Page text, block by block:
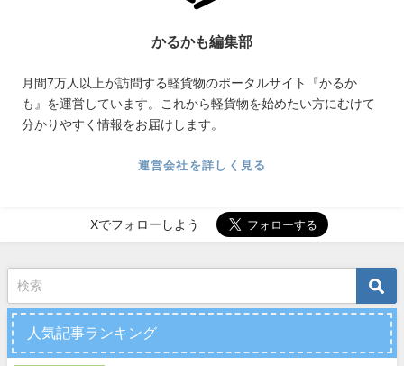
かるかも編集部
月間7万人以上が訪問する軽貨物のポータルサイト『かるか
も』を運営しています。これから軽貨物を始めたい方にむけて
分かりやすく情報をお届けします。
運営会社を詳しく見る
Xでフォローしよう
人気記事ランキング